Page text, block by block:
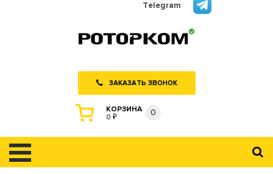
Telegram
ЗАКАЗАТЬ ЗВОНОК
КОРЗИНА
0 ₽
0